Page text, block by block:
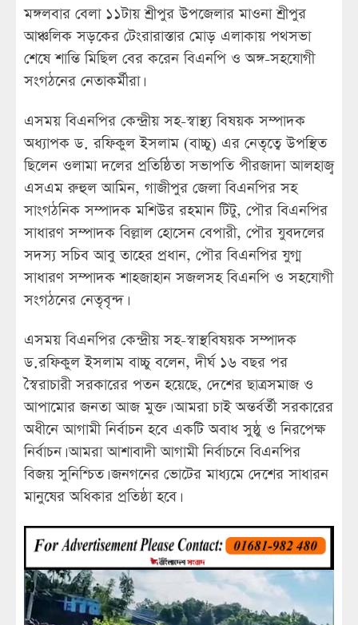
মঙ্গলবার বেলা ১১টায় শ্রীপুর উপজেলার মাওনা শ্রীপুর
আঞ্চলিক সড়কের টেংরারাস্তার মোড় এলাকায় পথসভা
শেষে শান্তি মিছিল বের করেন বিএনপি ও অঙ্গ-সহযোগী
সংগঠনের নেতাকর্মীরা।
এসময় বিএনপির কেন্দ্রীয় সহ-স্বাস্থ্য বিষয়ক সম্পাদক
অধ্যাপক ড. রফিকুল ইসলাম (বাচ্চু) এর নেতৃত্বে উপস্থিত
ছিলেন ওলামা দলের প্রতিষ্ঠিতা সভাপতি পীরজাদা আলহাজ্ব
এসএম রুহুল আমিন, গাজীপুর জেলা বিএনপির সহ
সাংগঠনিক সম্পাদক মশিউর রহমান টিটু, পৌর বিএনপির
সাধারণ সম্পাদক বিল্লাল হোসেন বেপারী, পৌর যুবদলের
সদস্য সচিব আবু তাহের প্রধান, পৌর বিএনপির যুগ্ম
সাধারণ সম্পাদক শাহজাহান সজলসহ বিএনপি ও সহযোগী
সংগঠনের নেতৃবৃন্দ।
এসময় বিএনপির কেন্দ্রীয় সহ-স্বাস্থবিষয়ক সম্পাদক
ড.রফিকুল ইসলাম বাচ্চু বলেন, দীর্ঘ ১৬ বছর পর
স্বৈরাচারী সরকারের পতন হয়েছে, দেশের ছাত্রসমাজ ও
আপামোর জনতা আজ মুক্ত। আমরা চাই অন্তর্বর্তী সরকারের
অধীনে আগামী নির্বাচন হবে একটি অবাধ সুষ্ঠু ও নিরপেক্ষ
নির্বাচন। আমরা আশাবাদী আগামী নির্বাচনে বিএনপির
বিজয় সুনিশ্চিত। জনগনের ভোটের মাধ্যমে দেশের সাধারন
মানুষের অধিকার প্রতিষ্ঠা হবে।